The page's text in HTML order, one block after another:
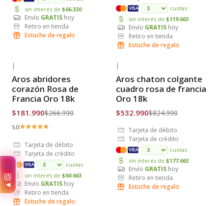
sin interés de $66.330
Envío GRATIS hoy
Retiro en tienda
Estuche de regalo
VISA
cuotas
sin interés de $119.663
Envío GRATIS hoy
Retiro en tienda
Estuche de regalo
Envío Gratis
|
Aros abridores
corazón Rosa de
Francia Oro 18k
$181.990$266.990
5.0
Tarjeta de débito
Tarjeta de crédito
VISA
cuotas
sin interés de $60.663
Envío GRATIS hoy
Retiro en tienda
Estuche de regalo
Envío Gratis
|
Aros chaton colgante
cuadro rosa de francia
Oro 18k
$532.990$824.990
Tarjeta de débito
Tarjeta de crédito
VISA
cuotas
sin interés de $177.663
Envío GRATIS hoy
Retiro en tienda
Estuche de regalo
✨
◀